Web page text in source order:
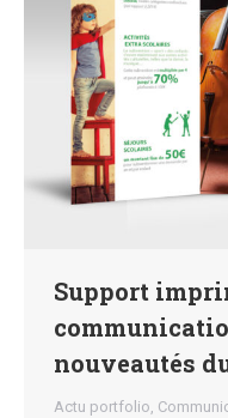
Support
nouveautés
Actu portfolio,